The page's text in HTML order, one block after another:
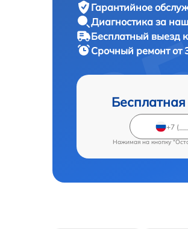
Гарантийное
Диагностика за наш
Бесплатный выезд
Срочный ремонтот
Нажимая на кнопку